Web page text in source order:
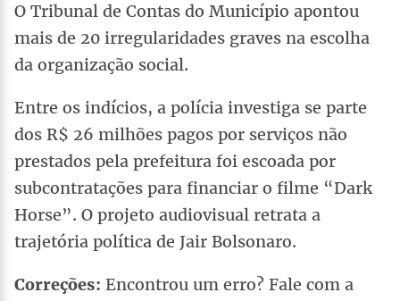
O Tribunal de Contas do Município apontou
mais de 20 irregularidades graves na escolha
da organização social.
Entre os indícios, a polícia investiga se parte
dos R$ 26 milhões pagos por serviços não
prestados pela prefeitura foi escoada por
subcontratações para financiar o filme “Dark
Horse”. O projeto audiovisual retrata a
trajetória política de Jair Bolsonaro.
Correções: Encontrou um erro? Fale com a